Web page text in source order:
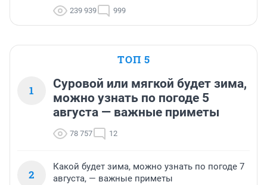
239 939 999
ТОП 5
1
Суровой или мягкой будет зима,
можно узнать по погоде 5
августа — важные приметы
78 757 12
2
Какой будет зима, можно узнать по погоде 7
августа, — важные приметы